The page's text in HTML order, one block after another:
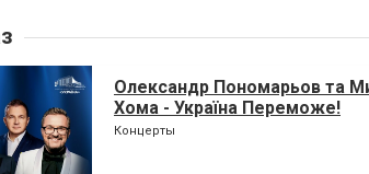
Олександр Пономарьов та
Хома - Україна Переможе!
Концерты